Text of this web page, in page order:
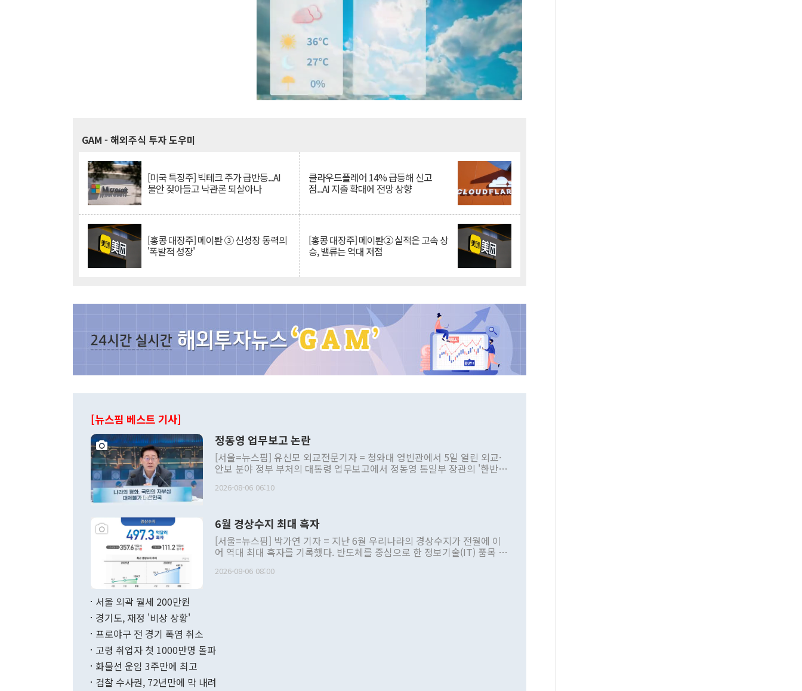
GAM - 해외주식 투자 도우미
[미국 특징주] 빅테크 주가 급반등...AI
불안 잦아들고 낙관론 되살아나
클라우드플레어 14% 급등해 신고
점...AI 지출 확대에 전망 상향
[홍콩 대장주] 메이퇀 ③ 신성장 동력의
'폭발적 성장'
[홍콩 대장주] 메이퇀② 실적은 고속 상
승, 밸류는 역대 저점
[뉴스핌 베스트 기사]
정동영 업무보고 논란
[서울=뉴스핌] 유신모 외교전문기자 = 청와대 영빈관에서 5일 열린 외교·
안보 분야 정부 부처의 대통령 업무보고에서 정동영 통일부 장관의 '한반도
발언 중에는 정부 내 조율을 거치지 않은 사안을 정책으로 추진하겠다고 공
주의적 희망에 근거한 비현실적 구상'이라는 비판을 내놨다. 그동안 정 장
관의 대북 정책 관련 발언이 물의를 빚은 적은 여러 번 있지만 대통령과 유
관 부처 장관이 공개적으로 부정적 입장을 표명한 것은 이례적이다. 정 장
관의 무리한 대북 접근법과 월권을 제어해야 한다는 목소리도 높아지고 있
다. [정동영 통일부 장관이 지난달 23일 오후 서울 종로구 정부서울청사에
무너졌다고도 했다. 또 "현 시점에서 흘러간 선(先)비핵화만 되뇌는 것은
함께 4자 대화의 동력을 확보하기 위해 최선을 다할 것"이라고 말했다. 하
2026-08-06 06:10
6월 경상수지 최대 흑자
[서울=뉴스핌] 박가연 기자 = 지난 6월 우리나라의 경상수지가 전월에 이
어 역대 최대 흑자를 기록했다. 반도체를 중심으로 한 정보기술(IT) 품목 수
료=한국은행] 한국은행이 6일 발표한 '2026년 6월 국제수지(잠정)'에 따르
며 월간 기준 처음으로 1000억달러를 넘어섰다. 상품수입은 644억8000만
196.9% 급증했고 컴퓨터·주변기기(SSD)는 282.7% 증가했다. IT 품목
2026-08-06 08:00
서울 외곽 월세 200만원
경기도, 재정 '비상 상황'
프로야구 전 경기 폭염 취소
고령 취업자 첫 1000만명 돌파
화물선 운임 3주만에 최고
검찰 수사권, 72년만에 막 내려